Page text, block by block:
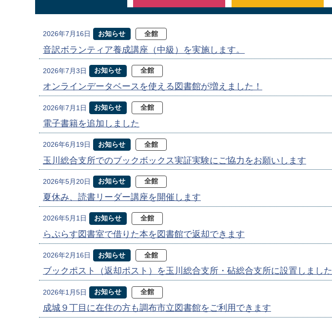
2026年7月16日 お知らせ 全館
音訳ボランティア養成講座（中級）を実施します。
2026年7月3日 お知らせ 全館
オンラインデータベースを使える図書館が増えました！
2026年7月1日 お知らせ 全館
電子書籍を追加しました
2026年6月19日 お知らせ 全館
玉川総合支所でのブックボックス実証実験にご協力をお願いします
2026年5月20日 お知らせ 全館
夏休み、読書リーダー講座を開催します
2026年5月1日 お知らせ 全館
らぷらす図書室で借りた本を図書館で返却できます
2026年2月16日 お知らせ 全館
ブックポスト（返却ポスト）を玉川総合支所・砧総合支所に設置しました
2026年1月5日 お知らせ 全館
成城９丁目に在住の方も調布市立図書館をご利用できます